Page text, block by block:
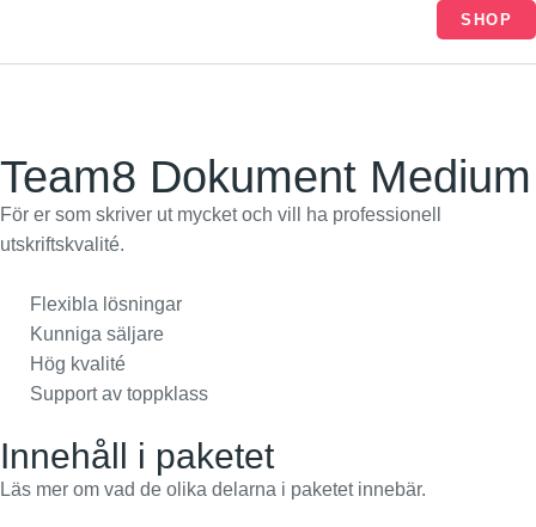
SHOP
Team8 Dokument Medium
För er som skriver ut mycket och vill ha professionell
utskriftskvalité.
Flexibla lösningar
Kunniga säljare
Hög kvalité
Support av toppklass
Innehåll i paketet
Läs mer om vad de olika delarna i paketet innebär.